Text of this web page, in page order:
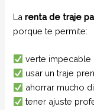
Larenta de traje
porque te permite:
verte impecable
usar un traje
ahorrar mucho
tener ajuste